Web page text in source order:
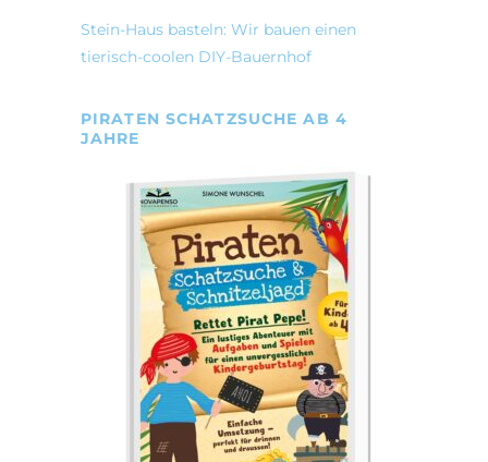
Stein-Haus basteln: Wir bauen einen
tierisch-coolen DIY-Bauernhof
PIRATEN SCHATZSUCHE AB 4
JAHRE